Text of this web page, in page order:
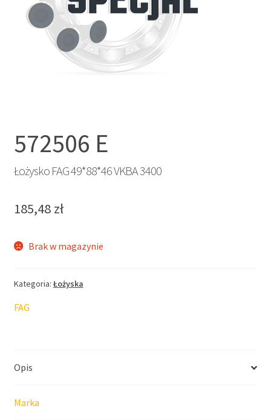
572506 E
Łożysko FAG 49*88*46 VKBA 3400
185,48 zł
Brak w magazynie
Kategoria: Łożyska
FAG
Opis
Marka